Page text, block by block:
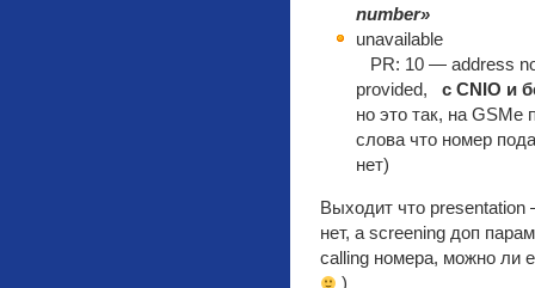
number»
unavailable
PR: 10 — address
provided, с CNIO и
но это так, на
слова что номер
нет)
Выходит что
нет, а screening доп
сalling номера, можно ли
)